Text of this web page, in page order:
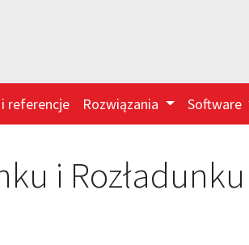
referencje Rozwiązania Software
i Rozładunku